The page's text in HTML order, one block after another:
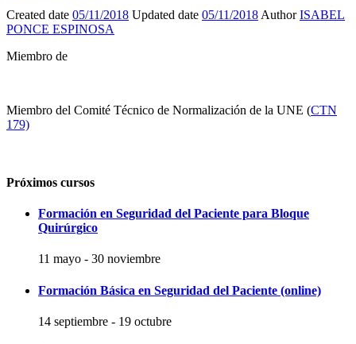
Created date 05/11/2018 Updated date 05/11/2018 AuthorISABEL
PONCE ESPINOSA
Miembro de
Miembro del Comité Técnico de Normalización de la UNE (CTN
179)
Próximos cursos
Formación en Seguridad del Paciente para Bloque
Quirúrgico
11 mayo - 30 noviembre
Formación Básica en Seguridad del Paciente (online)
14 septiembre - 19 octubre